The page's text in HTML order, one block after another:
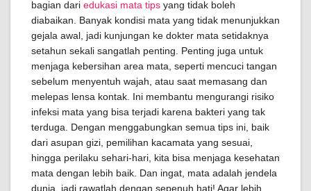
bagian dari edukasi mata tips yang tidak boleh
diabaikan. Banyak kondisi mata yang tidak menunjukkan
gejala awal, jadi kunjungan ke dokter mata setidaknya
setahun sekali sangatlah penting. Penting juga untuk
menjaga kebersihan area mata, seperti mencuci tangan
sebelum menyentuh wajah, atau saat memasang dan
melepas lensa kontak. Ini membantu mengurangi risiko
infeksi mata yang bisa terjadi karena bakteri yang tak
terduga. Dengan menggabungkan semua tips ini, baik
dari asupan gizi, pemilihan kacamata yang sesuai,
hingga perilaku sehari-hari, kita bisa menjaga kesehatan
mata dengan lebih baik. Dan ingat, mata adalah jendela
dunia, jadi rawatlah dengan sepenuh hati! Agar lebih